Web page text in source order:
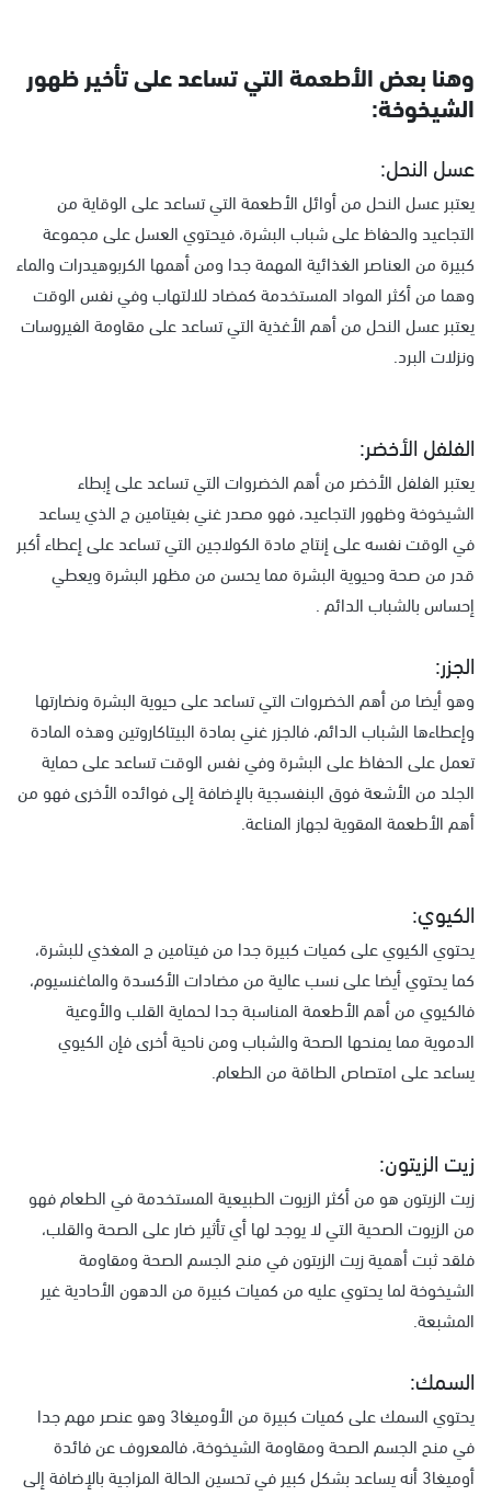
وهنا بعض الأطعمة التي تساعد على تأخير ظهور
الشيخوخة:
عسل النحل:
يعتبر عسل النحل من أوائل الأطعمة التي تساعد على الوقاية من
التجاعيد والحفاظ على شباب البشرة، فيحتوي العسل على مجموعة
كبيرة من العناصر الغذائية المهمة جدا ومن أهمها الكربوهيدرات والماء
وهما من أكثر المواد المستخدمة كمضاد للالتهاب وفي نفس الوقت
يعتبر عسل النحل من أهم الأغذية التي تساعد على مقاومة الفيروسات
ونزلات البرد.
الفلفل الأخضر:
يعتبر الفلفل الأخضر من أهم الخضروات التي تساعد على إبطاء
الشيخوخة وظهور التجاعيد، فهو مصدر غني بفيتامين ج الذي يساعد
في الوقت نفسه على إنتاج مادة الكولاجين التي تساعد على إعطاء أكبر
قدر من صحة وحيوية البشرة مما يحسن من مظهر البشرة ويعطي
إحساس بالشباب الدائم .
الجزر:
وهو أيضا من أهم الخضروات التي تساعد على حيوية البشرة ونضارتها
وإعطاءها الشباب الدائم، فالجزر غني بمادة البيتاكاروتين وهذه المادة
تعمل على الحفاظ على البشرة وفي نفس الوقت تساعد على حماية
الجلد من الأشعة فوق البنفسجية بالإضافة إلى فوائده الأخرى فهو من
أهم الأطعمة المقوية لجهاز المناعة.
الكيوي:
يحتوي الكيوي على كميات كبيرة جدا من فيتامين ج المغذي للبشرة،
كما يحتوي أيضا على نسب عالية من مضادات الأكسدة والماغنسيوم،
فالكيوي من أهم الأطعمة المناسبة جدا لحماية القلب والأوعية
الدموية مما يمنحها الصحة والشباب ومن ناحية أخرى فإن الكيوي
يساعد على امتصاص الطاقة من الطعام.
زيت الزيتون:
زيت الزيتون هو من أكثر الزيوت الطبيعية المستخدمة في الطعام فهو
من الزيوت الصحية التي لا يوجد لها أي تأثير ضار على الصحة والقلب،
فلقد ثبت أهمية زيت الزيتون في منح الجسم الصحة ومقاومة
الشيخوخة لما يحتوي عليه من كميات كبيرة من الدهون الأحادية غير
المشبعة.
السمك:
يحتوي السمك على كميات كبيرة من الأوميغا3 وهو عنصر مهم جدا
في منح الجسم الصحة ومقاومة الشيخوخة، فالمعروف عن فائدة
أوميغا3 أنه يساعد بشكل كبير في تحسين الحالة المزاجية بالإضافة إلى